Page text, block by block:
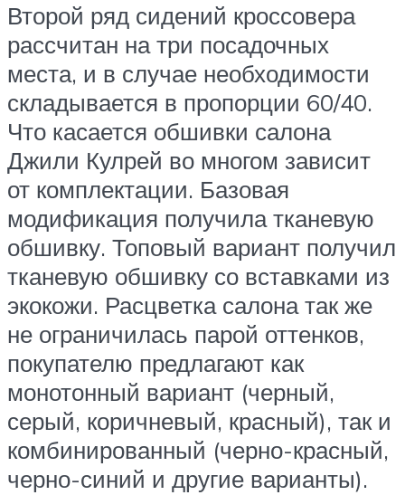
Второй ряд сидений кроссовера
рассчитан на три посадочных
места, и в случае необходимости
складывается в пропорции 60/40.
Что касается обшивки салона
Джили Кулрей во многом зависит
от комплектации. Базовая
модификация получила тканевую
обшивку. Топовый вариант получил
тканевую обшивку со вставками из
экокожи. Расцветка салона так же
не ограничилась парой оттенков,
покупателю предлагают как
монотонный вариант (черный,
серый, коричневый, красный), так и
комбинированный (черно-красный,
черно-синий и другие варианты).